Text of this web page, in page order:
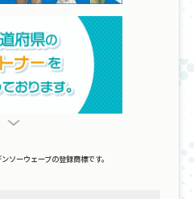
ソーウェーブの登録商標です。